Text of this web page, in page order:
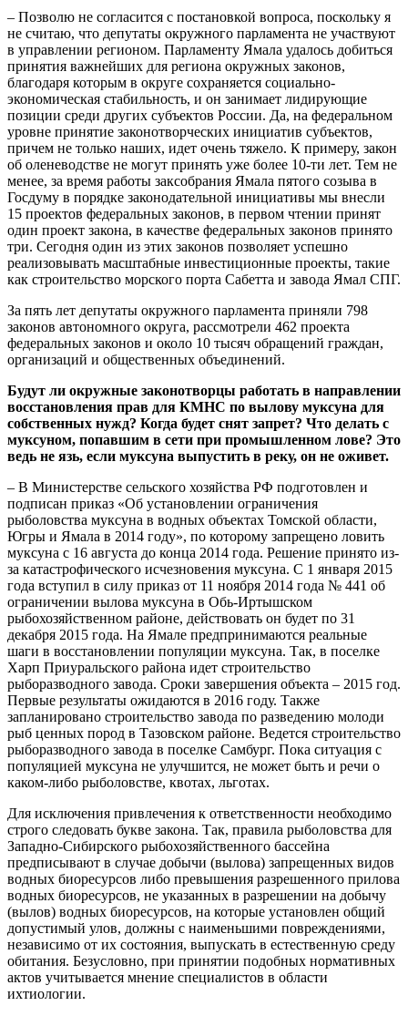
– Позволю не согласится с постановкой вопроса, поскольку я
не считаю, что депутаты окружного парламента не участвуют
в управлении регионом. Парламенту Ямала удалось добиться
принятия важнейших для региона окружных законов,
благодаря которым в округе сохраняется социально-
экономическая стабильность, и он занимает лидирующие
позиции среди других субъектов России. Да, на федеральном
уровне принятие законотворческих инициатив субъектов,
причем не только наших, идет очень тяжело. К примеру, закон
об оленеводстве не могут принять уже более 10-ти лет. Тем не
менее, за время работы заксобрания Ямала пятого созыва в
Госдуму в порядке законодательной инициативы мы внесли
15 проектов федеральных законов, в первом чтении принят
один проект закона, в качестве федеральных законов принято
три. Сегодня один из этих законов позволяет успешно
реализовывать масштабные инвестиционные проекты, такие
как строительство морского порта Сабетта и завода Ямал СПГ.
За пять лет депутаты окружного парламента приняли 798
законов автономного округа, рассмотрели 462 проекта
федеральных законов и около 10 тысяч обращений граждан,
организаций и общественных объединений.
Будут ли окружные законотворцы работать в направлении
восстановления прав для КМНС по вылову муксуна для
собственных нужд? Когда будет снят запрет? Что делать с
муксуном, попавшим в сети при промышленном лове? Это
ведь не язь, если муксуна выпустить в реку, он не оживет.
– В Министерстве сельского хозяйства РФ подготовлен и
подписан приказ «Об установлении ограничения
рыболовства муксуна в водных объектах Томской области,
Югры и Ямала в 2014 году», по которому запрещено ловить
муксуна с 16 августа до конца 2014 года. Решение принято из-
за катастрофического исчезновения муксуна. С 1 января 2015
года вступил в силу приказ от 11 ноября 2014 года № 441 об
ограничении вылова муксуна в Обь-Иртышском
рыбохозяйственном районе, действовать он будет по 31
декабря 2015 года. На Ямале предпринимаются реальные
шаги в восстановлении популяции муксуна. Так, в поселке
Харп Приуральского района идет строительство
рыборазводного завода. Сроки завершения объекта – 2015 год.
Первые результаты ожидаются в 2016 году. Также
запланировано строительство завода по разведению молоди
рыб ценных пород в Тазовском районе. Ведется строительство
рыборазводного завода в поселке Самбург. Пока ситуация с
популяцией муксуна не улучшится, не может быть и речи о
каком-либо рыболовстве, квотах, льготах.
Для исключения привлечения к ответственности необходимо
строго следовать букве закона. Так, правила рыболовства для
Западно-Сибирского рыбохозяйственного бассейна
предписывают в случае добычи (вылова) запрещенных видов
водных биоресурсов либо превышения разрешенного прилова
водных биоресурсов, не указанных в разрешении на добычу
(вылов) водных биоресурсов, на которые установлен общий
допустимый улов, должны с наименьшими повреждениями,
независимо от их состояния, выпускать в естественную среду
обитания. Безусловно, при принятии подобных нормативных
актов учитывается мнение специалистов в области
ихтиологии.